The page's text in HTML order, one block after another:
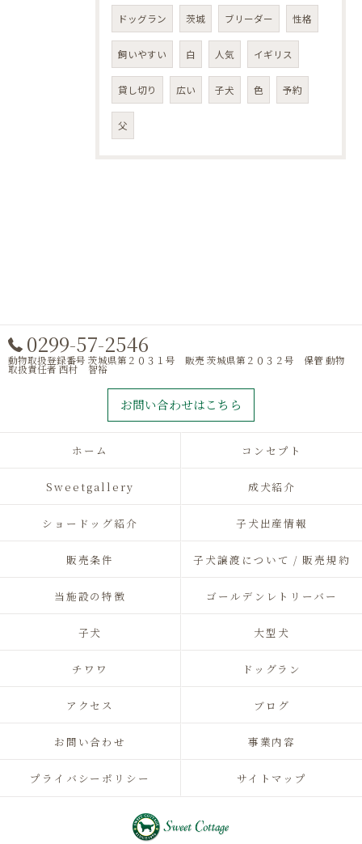
ドッグラン 茨城 ブリーダー 性格
飼いやすい 白 人気 イギリス
貸し切り 広い 子犬 色 予約
父
0299-57-2546
動物取扱登録番号 茨城県第２０３１号 販売 茨城県第２０３２号 保管 動物
取扱責任者 西村 智裕
お問い合わせはこちら
ホーム コンセプト
Sweetgallery 成犬紹介
ショードッグ紹介 子犬出産情報
販売条件 子犬譲渡について / 販売規約
当施設の特徴 ゴールデンレトリーバー
子犬 大型犬
チワワ ドッグラン
アクセス ブログ
お問い合わせ 事業内容
プライバシーポリシー サイトマップ